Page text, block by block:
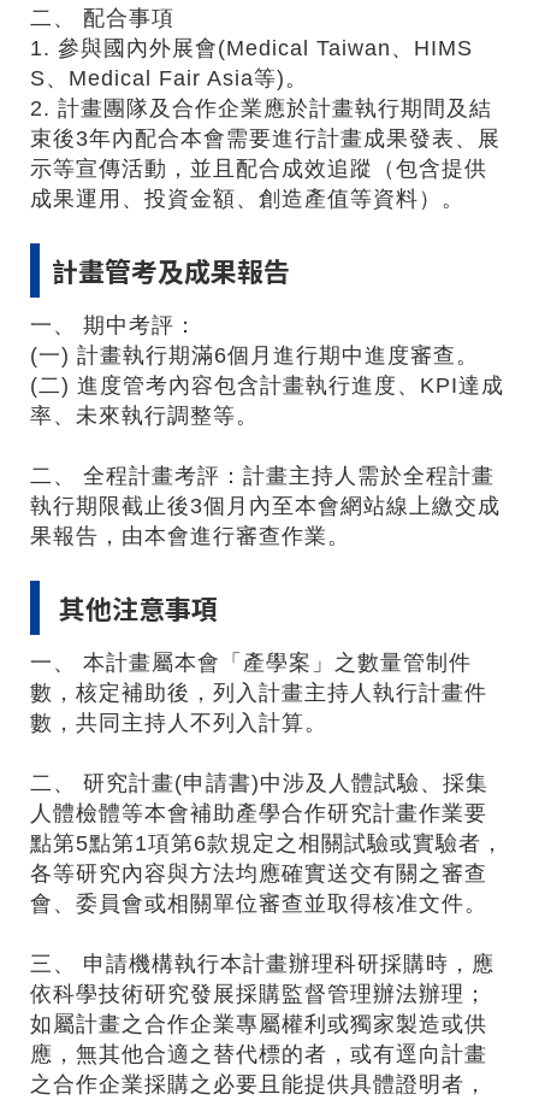
二、 配合事項
1. 參與國內外展會(Medical Taiwan、HIMS
S、Medical Fair Asia等)。
2. 計畫團隊及合作企業應於計畫執行期間及結
束後3年內配合本會需要進行計畫成果發表、展
示等宣傳活動，並且配合成效追蹤（包含提供
成果運用、投資金額、創造產值等資料）。
計畫管考及成果報告
一、 期中考評：
(一) 計畫執行期滿6個月進行期中進度審查。
(二) 進度管考內容包含計畫執行進度、KPI達成
率、未來執行調整等。
二、 全程計畫考評：計畫主持人需於全程計畫
執行期限截止後3個月內至本會網站線上繳交成
果報告，由本會進行審查作業。
其他注意事項
一、 本計畫屬本會「產學案」之數量管制件
數，核定補助後，列入計畫主持人執行計畫件
數，共同主持人不列入計算。
二、 研究計畫(申請書)中涉及人體試驗、採集
人體檢體等本會補助產學合作研究計畫作業要
點第5點第1項第6款規定之相關試驗或實驗者，
各等研究內容與方法均應確實送交有關之審查
會、委員會或相關單位審查並取得核准文件。
三、 申請機構執行本計畫辦理科研採購時，應
依科學技術研究發展採購監督管理辦法辦理；
如屬計畫之合作企業專屬權利或獨家製造或供
應，無其他合適之替代標的者，或有逕向計畫
之合作企業採購之必要且能提供具體證明者，